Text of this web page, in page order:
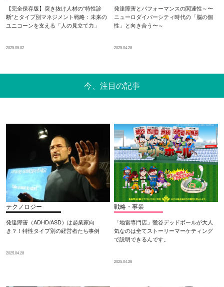
【完全保存版】突き抜け人材の“特性診
断”とタイプ別マネジメント戦略：未来の
ユニコーンを支える「人の見立て力」
2025.05.02
発達障害とパフォーマンスの関連性～〜
ニューロダイバーシティ時代の「脳の個
性」と向き合う〜～
2025.04.28
今、注目の記事
テクノロジー
発達障害（ADHD/ASD）は起業家向
き？！特性タイプ別の経営者たち事例
2025.04.28
戦略・事業
「地雷専門店」鶯谷デッドボールが大人
気なのは全てストーリーマーケティング
で説明できるんです。
2025.04.28